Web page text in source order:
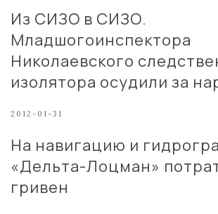
Из СИЗО в СИЗО.
Младшогоинспектора
Николаевского
изолятора осудили за
2012-01-31
На навигацию и
«Дельта-Лоцман»
гривен